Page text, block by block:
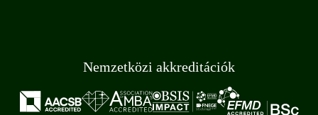
Nemzetközi akkreditációk